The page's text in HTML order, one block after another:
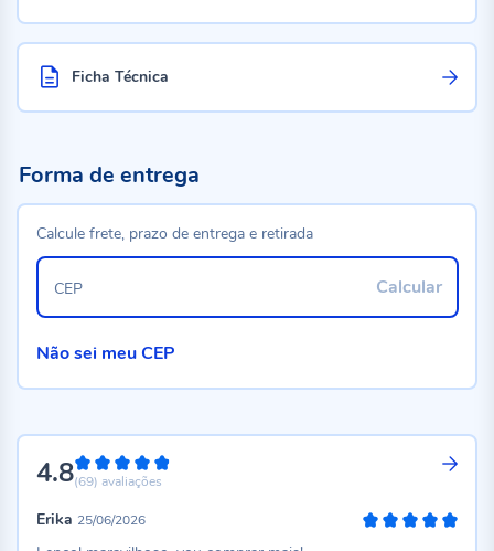
Ficha Técnica
4.896%
(69) avaliações
Erika 25/06/2026
Forma de entrega
Calcule frete, prazo de entrega e retirada
Calcular
CEP
Não sei meu CEP